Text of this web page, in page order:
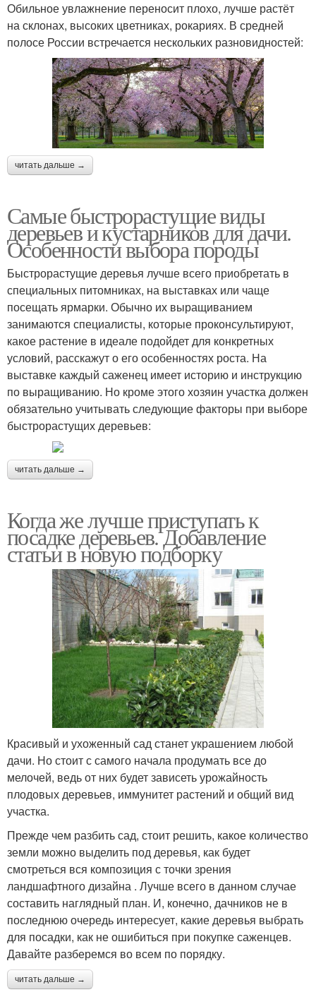
Обильное увлажнение переносит плохо, лучше растёт
на склонах, высоких цветниках, рокариях. В средней
полосе России встречается нескольких разновидностей:
читать дальше →
Самые быстрорастущие виды
деревьев и кустарников для дачи.
Особенности выбора породы
Быстрорастущие деревья лучше всего приобретать в
специальных питомниках, на выставках или чаще
посещать ярмарки. Обычно их выращиванием
занимаются специалисты, которые проконсультируют,
какое растение в идеале подойдет для конкретных
условий, расскажут о его особенностях роста. На
выставке каждый саженец имеет историю и инструкцию
по выращиванию. Но кроме этого хозяин участка должен
обязательно учитывать следующие факторы при выборе
быстрорастущих деревьев:
читать дальше →
Когда же лучше приступать к
посадке деревьев. Добавление
статьи в новую подборку
Красивый и ухоженный сад станет украшением любой
дачи. Но стоит с самого начала продумать все до
мелочей, ведь от них будет зависеть урожайность
плодовых деревьев, иммунитет растений и общий вид
участка.
Прежде чем разбить сад, стоит решить, какое количество
земли можно выделить под деревья, как будет
смотреться вся композиция с точки зрения
ландшафтного дизайна . Лучше всего в данном случае
составить наглядный план. И, конечно, дачников не в
последнюю очередь интересует, какие деревья выбрать
для посадки, как не ошибиться при покупке саженцев.
Давайте разберемся во всем по порядку.
читать дальше →